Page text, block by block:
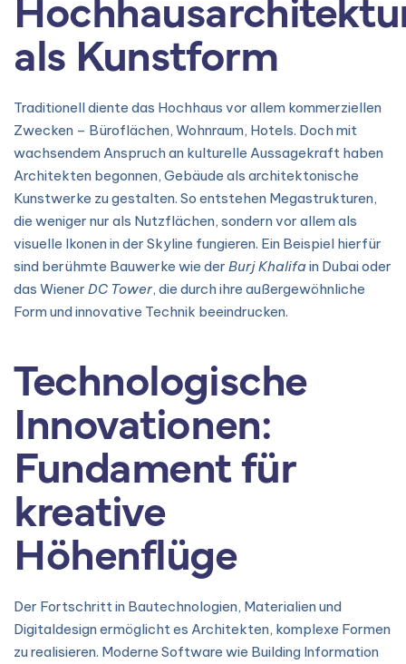
als Kunstform
Traditionell diente das Hochhaus vor allem kommerziellen
Zwecken – Büroflächen, Wohnraum, Hotels. Doch mit
wachsendem Anspruch an kulturelle Aussagekraft haben
Architekten begonnen, Gebäude als architektonische
Kunstwerke zu gestalten. So entstehen Megastrukturen,
die weniger nur als Nutzflächen, sondern vor allem als
visuelle Ikonen in der Skyline fungieren. Ein Beispiel hierfür
sind berühmte Bauwerke wie der Burj Khalifain Dubai oder
das Wiener DC Tower, die durch ihre außergewöhnliche
Form und innovative Technik beeindrucken.
Technologische
Innovationen:
Fundament für
kreative
Höhenflüge
Der Fortschritt in Bautechnologien, Materialien und
Digitaldesign ermöglicht es Architekten, komplexe Formen
zu realisieren. Moderne Software wie Building Information